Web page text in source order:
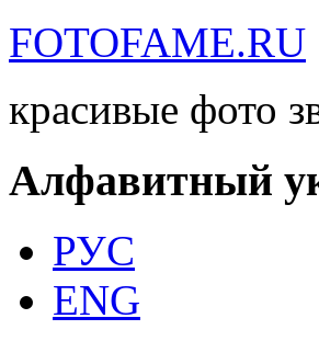
FOTOFAME.RU
красивые фото
Алфавитный
РУС
ENG